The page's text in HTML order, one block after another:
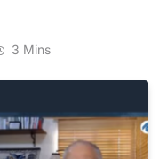
3 Mins